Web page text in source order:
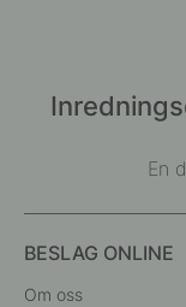
En
BESLAG ONLINE
Om oss